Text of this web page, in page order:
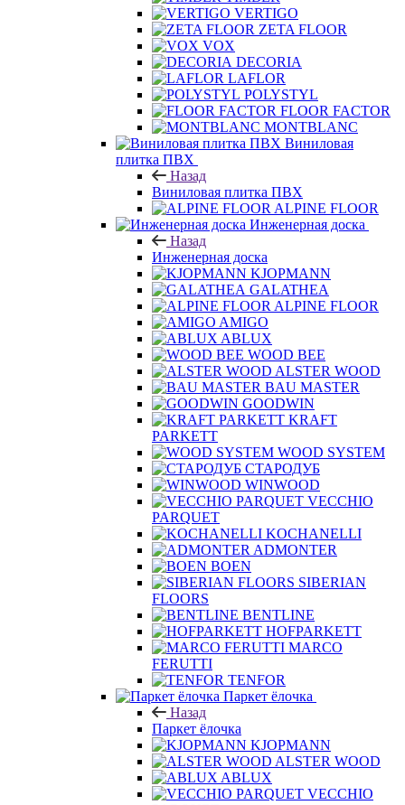
VERTIGO
ZETA FLOOR
VOX
DECORIA
LAFLOR
POLYSTYL
FLOOR FACTOR
MONTBLANC
Виниловая
плитка ПВХ
Назад
Виниловая плитка ПВХ
ALPINE FLOOR
Инженерная доска
Назад
Инженерная доска
KJOPMANN
GALATHEA
ALPINE FLOOR
AMIGO
ABLUX
WOOD BEE
ALSTER WOOD
BAU MASTER
GOODWIN
KRAFT
PARKETT
WOOD SYSTEM
СТАРОДУБ
WINWOOD
VECCHIO
PARQUET
KOCHANELLI
ADMONTER
BOEN
SIBERIAN
FLOORS
BENTLINE
HOFPARKETT
MARCO
FERUTTI
TENFOR
Паркет ёлочка
Назад
Паркет ёлочка
KJOPMANN
ALSTER WOOD
ABLUX
VECCHIO